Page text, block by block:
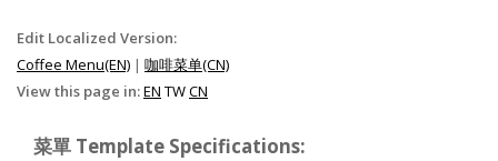
Edit Localized Version:
Coffee Menu(EN) | 咖啡菜单(CN)
View this page in:EN TWCN
菜單 Template Specifications: